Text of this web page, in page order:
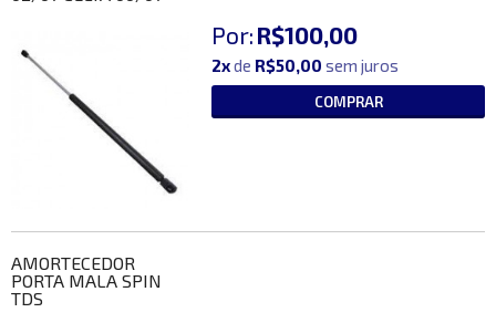
Por: R$100,00
2xde R$50,00 sem juros
COMPRAR
AMORTECEDOR
PORTA MALA SPIN
TDS